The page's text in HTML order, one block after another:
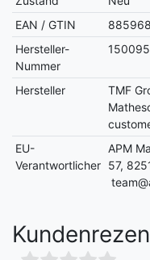
EAN / GTIN
Hersteller-
Nummer
Hersteller
TMF
EU-
Verantwortlicher
APM
57,